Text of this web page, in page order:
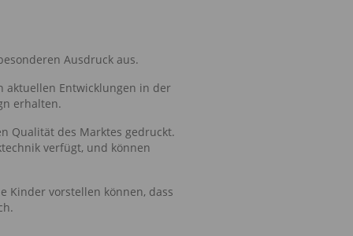
Ausdruck aus.
aktuellen Entwicklungen in der
erhalten.
Qualität des Marktes gedruckt.
verfügt, und können
Kinder vorstellen können, dass